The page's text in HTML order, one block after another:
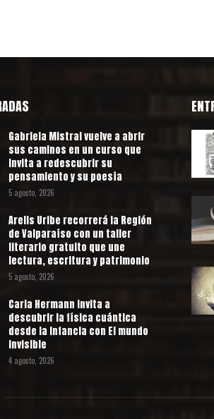
Gabriela Mistral vuelve a abrir
sus caminos en un curso que
invita a redescubrir su
pensamiento y su poesía
5 agosto, 2026
Arelis Uribe recorrerá la Región
de Valparaíso con un taller
literario gratuito que une
lectura, escritura y patrimonio
5 agosto, 2026
Carla Hermann invita a
descubrir la física cuántica
desde la infancia con El mundo
invisible
4 agosto, 2026